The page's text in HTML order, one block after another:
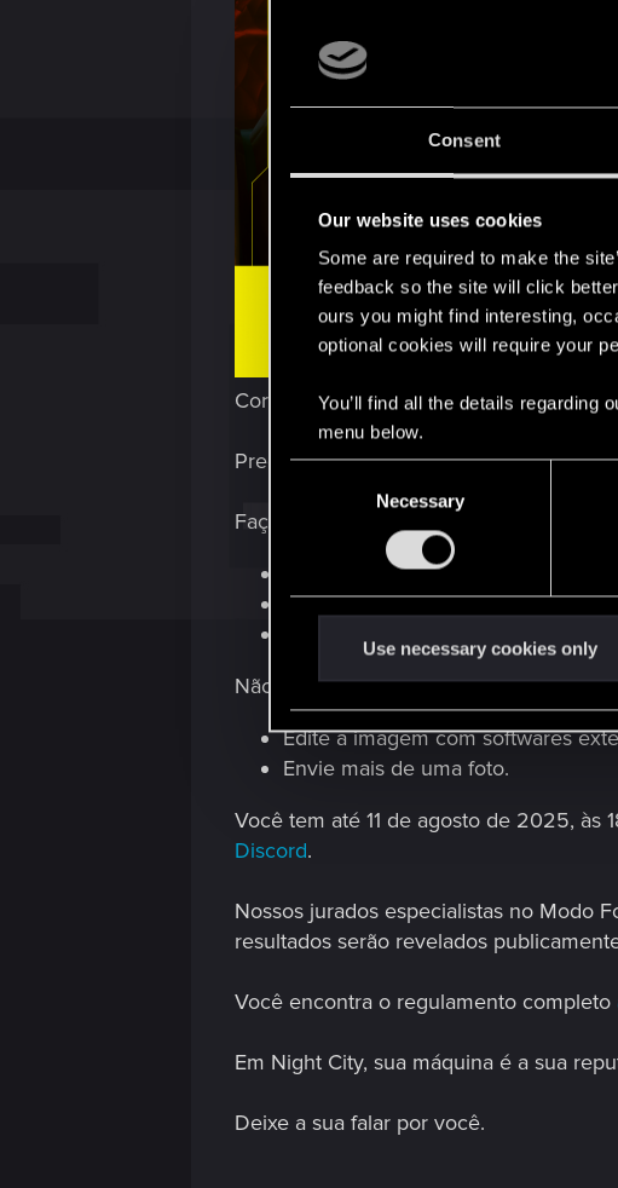
Consent
Our website uses cookies
Some are required to make the
feedback so the site will click
ours you might find interesting,
optional cookies will require your
You’ll find all the details regarding
menu below.
e
l
e
t
i
n
Necessary
Use necessary cookies only
Cores, atitude, cromo — sua máquina
Precisa de reforço? Sem problema!
Faça:
Use apenas o Modo Fotografia do
Solte a criatividade com os novos
Não faça:
Edite a imagem com softwares
Envie mais de uma foto.
Você tem até 11 de agosto de 2025, às
Discord.
Nossos jurados especialistas no Modo
resultados serão revelados
Você encontra o regulamento completo
Em Night City, sua máquina é a sua
Deixe a sua falar por você.